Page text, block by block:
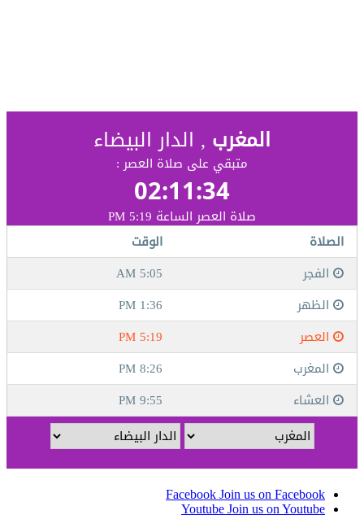
Facebook Join us on Facebook
Youtube Join us on Youtube